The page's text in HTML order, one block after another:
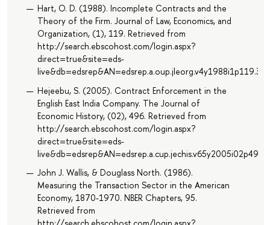
Hart, O. D. (1988). Incomplete Contracts and the
Theory of the Firm. Journal of Law, Economics, and
Organization, (1), 119. Retrieved from
http://search.ebscohost.com/login.aspx?
direct=true&site=eds-
live&db=edsrep&AN=edsrep.a.oup.jleorg.v4y1988i1p119.39
Hejeebu, S. (2005). Contract Enforcement in the
English East India Company. The Journal of
Economic History, (02), 496. Retrieved from
http://search.ebscohost.com/login.aspx?
direct=true&site=eds-
John J. Wallis, & Douglass North. (1986).
Measuring the Transaction Sector in the American
Economy, 1870-1970. NBER Chapters, 95.
Retrieved from